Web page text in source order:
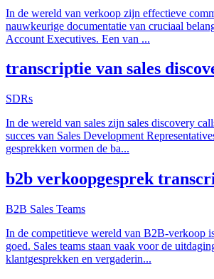
In de wereld van verkoop zijn effectieve
nauwkeurige documentatie van cruciaal
Account Executives. Een van ...
transcriptie van sales
SDRs
In de wereld van sales zijn sales discovery
succes van Sales Development
gesprekken vormen de ba...
b2b verkoopgesprek
B2B Sales Teams
In de competitieve wereld van B2B-verkoop
goed. Sales teams staan vaak voor de
klantgesprekken en vergaderin...